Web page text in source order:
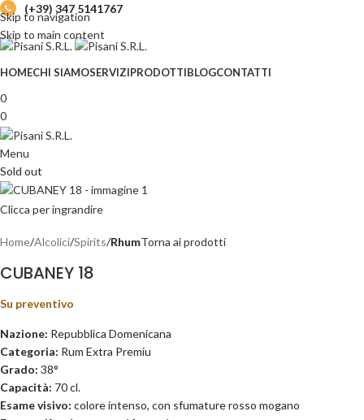
Skip to navigation
Skip to main content
(+39) 347 5141767
HOMECHI SIAMOSERVIZIPRODOTTIBLOGCONTATTI
0
0
Menu
Sold out
Clicca per ingrandire
Home Alcolici Spirits RhumTorna ai prodotti
CUBANEY 18
Su preventivo
Nazione: Repubblica Domenicana
Categoria: Rum Extra Premiu
Grado: 38°
Capacità: 70 cl.
Esame visivo: colore intenso, con sfumature rosso mogano